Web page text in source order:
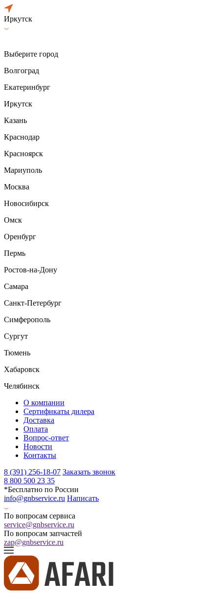
Иркутск
Выберите город
Волгоград
Екатеринбург
Иркутск
Казань
Краснодар
Красноярск
Мариуполь
Москва
Новосибирск
Омск
Оренбург
Пермь
Ростов-на-Дону
Самара
Санкт-Петербург
Симферополь
Сургут
Тюмень
Хабаровск
Челябинск
О компании
Сертификаты дилера
Доставка
Оплата
Вопрос-ответ
Новости
Контакты
8 (391) 256-18-07 Заказать звонок
8 800 500 23 35
*Бесплатно по России
info@gnbservice.ru Написать
По вопросам сервиса
service@gnbservice.ru
По вопросам запчастей
zap@gnbservice.ru